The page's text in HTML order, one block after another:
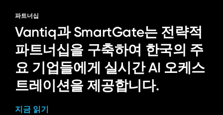
파트너십
Vantiq과 SmartGate는 전략적
파트너십을 구축하여 한국의 주
요 기업들에게 실시간 AI 오케스
트레이션을 제공합니다.
지금 읽기